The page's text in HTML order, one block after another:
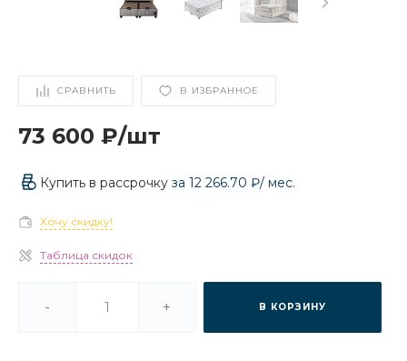
СРАВНИТЬ В ИЗБРАННОЕ
73 600 ₽/шт
Купить в рассрочку за 12 266.70 ₽/ мес.
Хочу скидку!
Таблица скидок
- + В КОРЗИНУ